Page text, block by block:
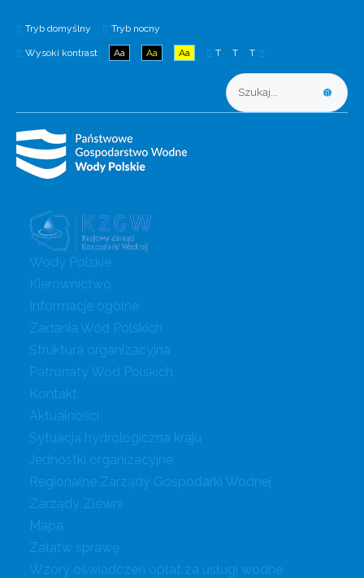
Tryb domyślny Tryb nocny
Wysoki kontrast Aa Aa Aa T T T
Wody Polskie
Kierownictwo
Informacje ogólne
Zadania Wód Polskich
Struktura organizacyjna
Patronaty Wód Polskich
Kontakt
Aktualności
Sytuacja hydrologiczna kraju
Jednostki organizacyjne
Regionalne Zarządy Gospodarki Wodnej
Zarządy Zlewni
Mapa
Załatw sprawę
Wzory oświadczeń opłat za usługi wodne